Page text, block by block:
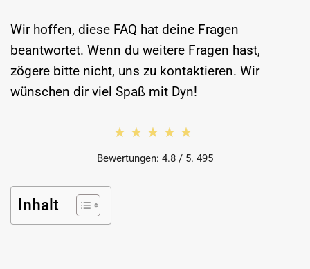
Wir hoffen, diese FAQ hat deine Fragen
beantwortet. Wenn du weitere Fragen hast,
zögere bitte nicht, uns zu kontaktieren. Wir
wünschen dir viel Spaß mit Dyn!
★★★★★
★★★★★
Bewertungen: 4.8 / 5. 495
Inhalt